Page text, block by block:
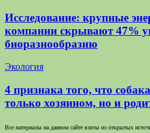
Исследование: крупные
компании скрывают 47%
биоразнообразию
Экология
4 признака того, что
только хозяином, но и
Все материалы на данном сайте взяты из открытых